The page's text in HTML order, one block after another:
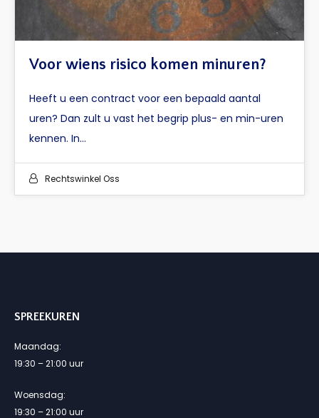
Voor wiens risico komen minuren?
Heeft u een contract voor een bepaald aantal
uren? Dan zult u vast het begrip plus- en min-uren
kennen. In…
Rechtswinkel Oss
SPREEKUREN
Maandag:
19:30 – 21:00 uur
Woensdag:
19:30 – 21:00 uur